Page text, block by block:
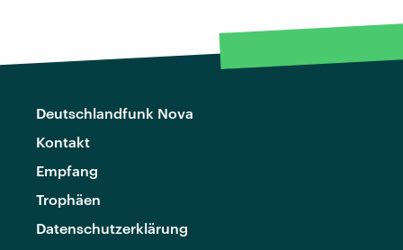
Deutschlandfunk Nova
Kontakt
Empfang
Trophäen
Datenschutzerklärung